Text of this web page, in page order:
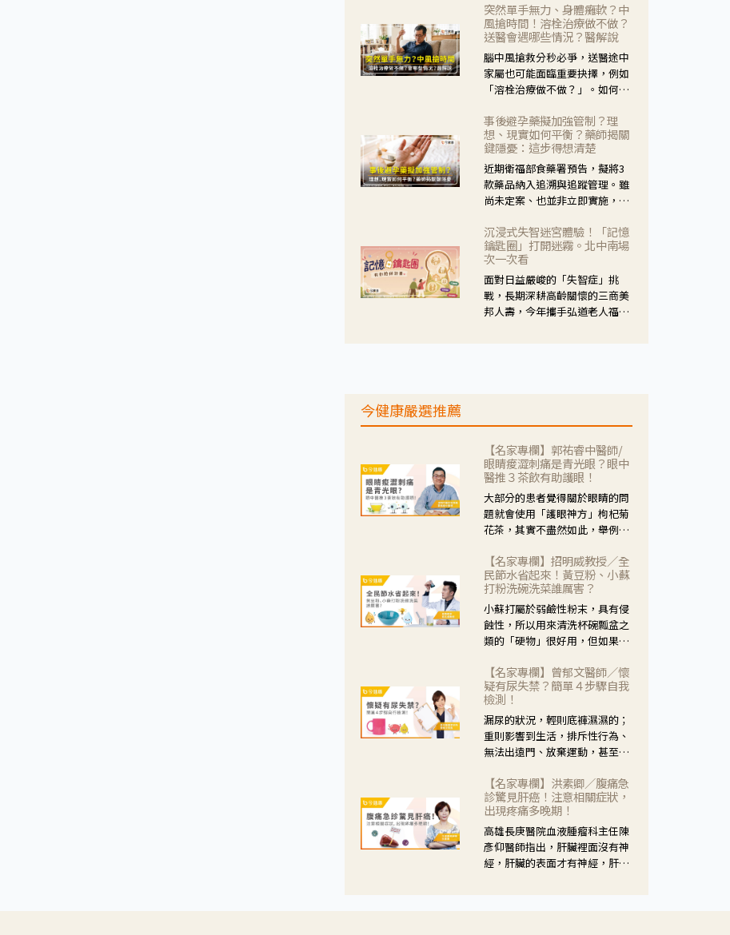
在重要。社團法人台灣自我照護
產業協會 提出「非處方藥正確使
用」與「藥師給力」，鼓勵民眾
建立安全且正確的自我照護習
慣。
突然單手無力、身體癱軟？中
風搶時間！溶栓治療做不做？
送醫會遇哪些情況？醫解說
腦中風搶救分秒必爭，送醫途中
家屬也可能面臨重要抉擇，例如
「溶栓治療做不做？」。如何搶
會理事長陳龍醫師解說！
事後避孕藥擬加強管制？理
想、現實如何平衡？藥師揭關
鍵隱憂：這步得想清楚
近期衛福部食藥署預告，擬將3
款藥品納入追溯與追蹤管理。雖
尚未定案、也並非立即實施，不
人杰藥師表示，這三款藥物目
的、作用、風險各有不同，管制
與否所帶來的後許影響也不同，
可先了解其特性。
沉浸式失智迷宮體驗！「記憶
鑰匙圈」打開迷霧。北中南場
次一次看
面對日益嚴峻的「失智症」挑
戰，長期深耕高齡關懷的三商美
邦人壽，今年攜手弘道老人福利
生活挑戰。
今健康嚴選推薦
【名家專欄】郭祐睿中醫師/
眼睛痠澀刺痛是青光眼？眼中
醫推３茶飲有助護眼！
大部分的患者覺得關於眼睛的問
題就會使用「護眼神方」枸杞菊
花茶，其實不盡然如此，舉例來
紅、眼睛痛、眼屎多而且顏色
黃，當然就可以使用枸杞菊花
茶，但是枸杞的劑量要少，菊花
的劑量要多；若是有以上症狀以
外，眼睛還會有灼熱感，眼屎多
到會「牽絲」，也就是水樣分泌
了，這時候就要使用菊花、金銀
花來治療；假如單純的眼睛乾
澀，結膜沒有紅，眼睛周圍沒有
眼屎，這種情況是屬於「陰
虛」，就可以使用枸杞、蓮藕、
麥門冬、山藥等比較滋潤的藥
【名家專欄】招明威教授／全
民節水省起來！黃豆粉、小蘇
打粉洗碗洗菜誰厲害？
小蘇打屬於弱鹼性粉末，具有侵
蝕性，所以用來清洗杯碗瓢盆之
類的「硬物」很好用，但如果用
特別注意用法用量，使用過多或
是浸泡太久，容易腐蝕蔬菜的纖
維，讓菜軟掉不清脆。
【名家專欄】曾郁文醫師／懷
疑有尿失禁？簡單４步驟自我
檢測！
漏尿的狀況，輕則底褲濕濕的；
重則影響到生活，排斥性行為、
無法出遠門、放棄運動，甚至怕
禁」的症狀，長期下來不敢與朋
友往來，低潮陰霾造成憂鬱症。
【名家專欄】洪素卿／腹痛急
診驚見肝癌！注意相關症狀，
出現疼痛多晚期！
高雄長庚醫院血液腫瘤科主任陳
彥仰醫師指出，肝臟裡面沒有神
經，肝臟的表面才有神經，肝臟